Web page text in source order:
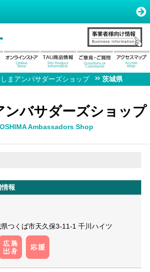
まアンバサダーズショップ 茨城県
ンバサダーズショップ
Ambassadors Shop
情報
つくば市天久保3-11-1 千川ハイツ